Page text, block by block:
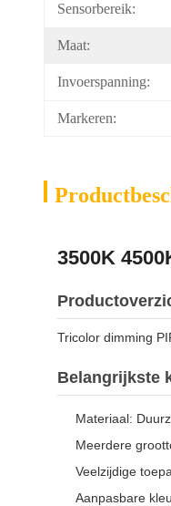
Sensorbereik:
Maat:
Invoerspanning:
Markeren:
3500K
Tricolor dimming
Belangrijkste
Materiaal:
Meerdere
Veelzijdige
Aanpasbare